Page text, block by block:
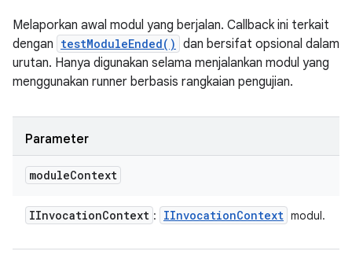
Melaporkan awal modul yang berjalan. Callback ini terkait
dengan testModuleEnded() dan bersifat opsional dalam
urutan. Hanya digunakan selama menjalankan modul yang
menggunakan runner berbasis rangkaian pengujian.
Parameter
moduleContext
IInvocationContext : IInvocationContext modul.